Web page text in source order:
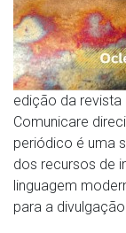
edição da
Comunicare
periódico é uma
dos recursos de
linguagem
para a